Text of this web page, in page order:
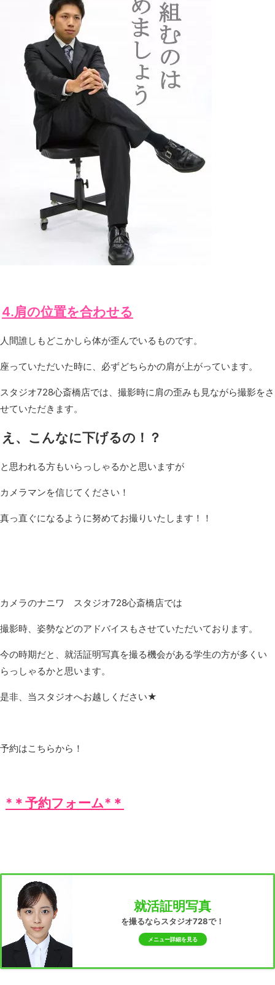
4.肩の位置を合わせる
人間誰しもどこかしら体が歪んでいるものです。
座っていただいた時に、必ずどちらかの肩が上がっています。
スタジオ728心斎橋店では、撮影時に肩の歪みも見ながら撮影をさ
せていただきます。
え、こんなに下げるの！？
と思われる方もいらっしゃるかと思いますが
カメラマンを信じてください！
真っ直ぐになるように努めてお撮りいたします！！
カメラのナニワ スタジオ728心斎橋店では
撮影時、姿勢などのアドバイスもさせていただいております。
今の時期だと、就活証明写真を撮る機会がある学生の方が多くい
らっしゃるかと思います。
是非、当スタジオへお越しください★
予約はこちらから！
*＊予約フォーム*＊
就活証明写真
を撮るならスタジオ728で！
メニュー詳細を見る